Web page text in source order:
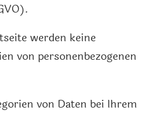
werden keine
von personenbezogenen
von Daten bei Ihrem